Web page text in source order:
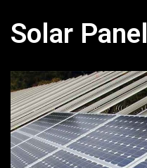
Solar Panel